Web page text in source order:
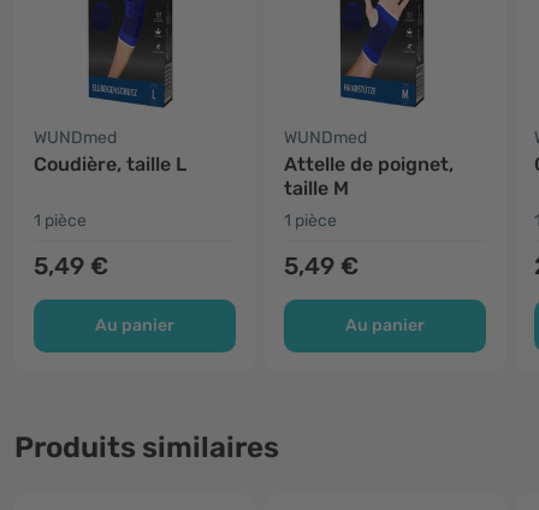
WUNDmed
Coudière, taille L
1 pièce
5,49 €
Au panier
WUNDmed
Attelle de poignet,
taille M
1 pièce
5,49 €
Au panier
Produits similaires